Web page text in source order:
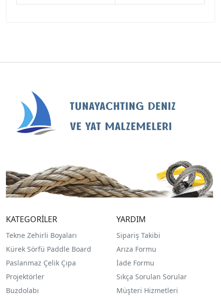
KATEGORİLER
Tekne Zehirli Boyaları
Kürek Sörfü Paddle Board
Paslanmaz Çelik Çıpa
Projektörler
Buzdolabı
YARDIM
Sipariş Takibi
Arıza Formu
İade Formu
Sıkça Sorulan Sorular
Müşteri Hizmetleri